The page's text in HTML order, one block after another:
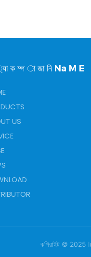
ক ম্প া জা নি Na M E
US
কপিরাইট © 2025